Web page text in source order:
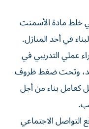
خلط مادة الأسمنت
في أحد المنازل.
عملي التدريبي في
وتحت ضغط ظروف
كعامل بناء من أجل
التواصل الاجتماعي